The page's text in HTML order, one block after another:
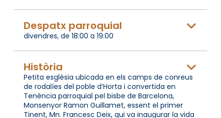
Despatx parroquial
divendres, de 18:00 a 19:00
Història
Petita esglèsia ubicada en els camps de conreus
de rodalíes del poble d’Horta i convertida en
Tenència parroquial pel bisbe de Barcelona,
Monsenyor Ramon Guillamet, essent el primer
Tinent, Mn. Francesc Deix, qui va inaugurar la vida